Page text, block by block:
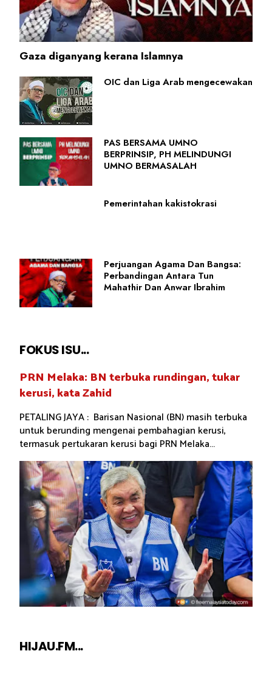
Gaza diganyang kerana Islamnya
OIC dan Liga Arab mengecewakan
PAS BERSAMA UMNO
BERPRINSIP, PH MELINDUNGI
UMNO BERMASALAH
Pemerintahan kakistokrasi
Perjuangan Agama Dan Bangsa:
Perbandingan Antara Tun
Mahathir Dan Anwar Ibrahim
FOKUS ISU...
PRN Melaka: BN terbuka rundingan, tukar
kerusi, kata Zahid
PETALING JAYA : Barisan Nasional (BN) masih terbuka
untuk berunding mengenai pembahagian kerusi,
termasuk pertukaran kerusi bagi PRN Melaka...
HIJAU.FM...